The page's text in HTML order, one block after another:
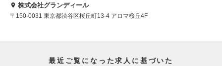
株式会社グランディール
〒150-0031 東京都渋谷区桜丘町13-4 アロマ桜丘4F
最近ご覧になった求人に基づいた